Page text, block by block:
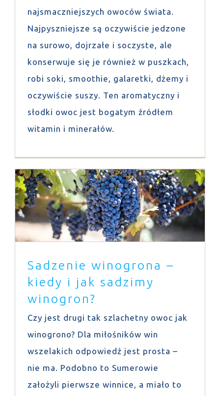
najsmaczniejszych owoców świata.
Najpyszniejsze są oczywiście jedzone
na surowo, dojrzałe i soczyste, ale
konserwuje się je również w puszkach,
robi soki, smoothie, galaretki, dżemy i
oczywiście suszy. Ten aromatyczny i
słodki owoc jest bogatym źródłem
witamin i minerałów.
Sadzenie winogrona – kiedy i jak
sadzimy winogron?
Porady
Sadzenie winogrona –
kiedy i jak sadzimy
winogron?
Czy jest drugi tak szlachetny owoc jak
winogrono? Dla miłośników win
wszelakich odpowiedź jest prosta –
nie ma. Podobno to Sumerowie
założyli pierwsze winnice, a miało to